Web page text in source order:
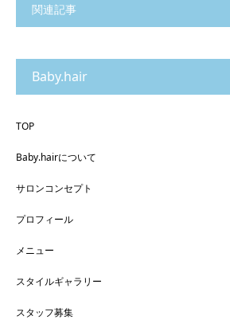
関連記事
Baby.hair
TOP
Baby.hairについて
サロンコンセプト
プロフィール
メニュー
スタイルギャラリー
スタッフ募集